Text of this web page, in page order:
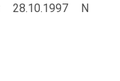
N